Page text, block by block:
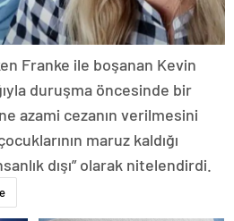
Franke ile boşanan Kevin
duruşma öncesinde bir
azami cezanın verilmesini
maruz kaldığı
dışı” olarak nitelendirdi.